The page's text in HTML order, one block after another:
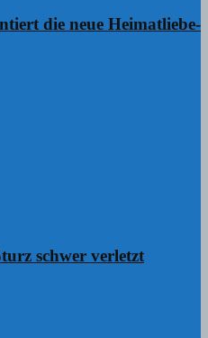
die neue Heimatliebe-
schwer verletzt